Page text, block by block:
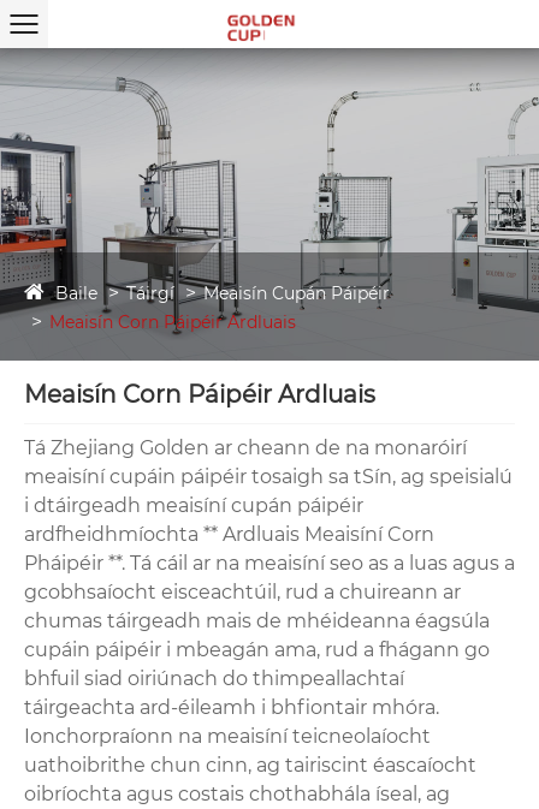
Baile Táirgí
Meaisín Cupán Páipéir
Meaisín Corn Páipéir Ardluais
Meaisín Corn Páipéir Ardluais
Tá Zhejiang Golden ar cheann de na monaróirí
meaisíní cupáin páipéir tosaigh sa tSín, ag speisialú
i dtáirgeadh meaisíní cupán páipéir
ardfheidhmíochta ** Ardluais Meaisíní Corn
Pháipéir **. Tá cáil ar na meaisíní seo as a luas agus a
gcobhsaíocht eisceachtúil, rud a chuireann ar
chumas táirgeadh mais de mhéideanna éagsúla
cupáin páipéir i mbeagán ama, rud a fhágann go
bhfuil siad oiriúnach do thimpeallachtaí
táirgeachta ard-éileamh i bhfiontair mhóra.
Ionchorpraíonn na meaisíní teicneolaíocht
uathoibrithe chun cinn, ag tairiscint éascaíocht
oibríochta agus costais chothabhála íseal, ag